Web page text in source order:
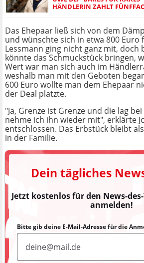
HÄNDLERIN ZAHLT
Das Ehepaar ließ sich von dem
und wünschte sich in etwa 800 Euro
Lessmann ging nicht ganz mit, doch
könnte das Schmuckstück bringen,
Wert war man sich auch im
weshalb man mit den Geboten
600 Euro wollte man dem Ehepaar
der Deal platzte.
"Ja, Grenze ist Grenze und die lag
nehme ich ihn wieder mit", erklärte
entschlossen. Das Erbstück bleibt
in der Familie.
Dein tägliches
Jetzt kostenlos für den News-
anmelden!
Bitte gib deine E-Mail-Adresse für die